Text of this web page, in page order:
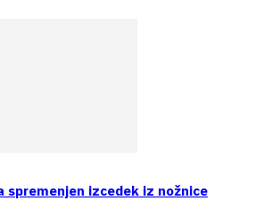
spremenjen izcedek iz nožnice